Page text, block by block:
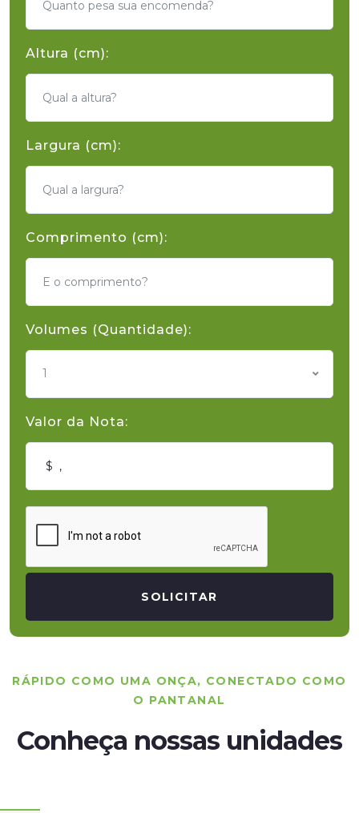
Altura (cm):
Largura (cm):
Comprimento (cm):
Volumes (Quantidade):
1
Valor da Nota:
SOLICITAR
RÁPIDO COMO UMA ONÇA, CONECTADO COMO
O PANTANAL
Conheça nossas unidades